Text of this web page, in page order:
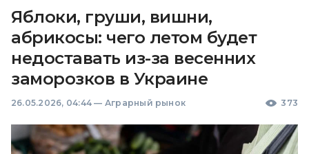
Яблоки, груши, вишни,
абрикосы: чего летом будет
недоставать из-за весенних
заморозков в Украине
26.05.2026, 04:44 — Аграрный рынок 373